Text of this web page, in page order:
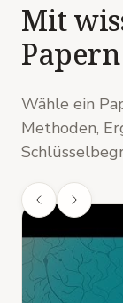
Mit
Wähle ein
Methoden,